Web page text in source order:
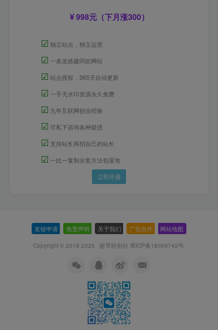
998元（下月涨300）
☑ 独立站点，独立运营
☑ 一条龙搭建同款网站
☑ 站点授权，365天自动更新
☑ 一手无水印资源永久免费
☑ 九年互联网创业经验
☑ 可私下咨询各种疑惑
☑ 支持站长再招自己的站长
☑ 一比一复制全套方法包落地
立即开通
友链申请 免责声明 关于我们 广告合作 网站地图
Copyright © 2018-2025 · 超哥轻创社 蜀ICP备18009742号